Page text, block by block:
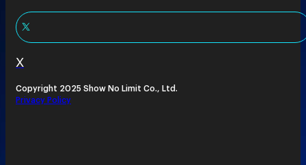
X
Copyright 2025 Show No Limit Co., Ltd.
Privacy Policy